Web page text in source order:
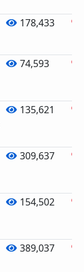
178,433
74,593
135,621
309,637
154,502
389,037